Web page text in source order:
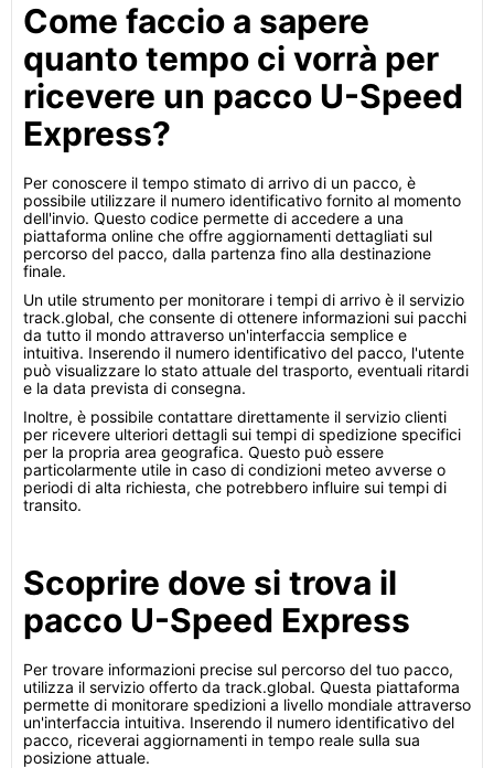
Come faccio a sapere
quanto tempo ci vorrà per
ricevere un pacco U-Speed
Express?
Per conoscere il tempo stimato di arrivo di un pacco, è
possibile utilizzare il numero identificativo fornito al momento
dell'invio. Questo codice permette di accedere a una
piattaforma online che offre aggiornamenti dettagliati sul
percorso del pacco, dalla partenza fino alla destinazione
finale.
Un utile strumento per monitorare i tempi di arrivo è il servizio
track.global, che consente di ottenere informazioni sui pacchi
da tutto il mondo attraverso un'interfaccia semplice e
intuitiva. Inserendo il numero identificativo del pacco, l'utente
può visualizzare lo stato attuale del trasporto, eventuali ritardi
e la data prevista di consegna.
Inoltre, è possibile contattare direttamente il servizio clienti
per ricevere ulteriori dettagli sui tempi di spedizione specifici
per la propria area geografica. Questo può essere
particolarmente utile in caso di condizioni meteo avverse o
periodi di alta richiesta, che potrebbero influire sui tempi di
transito.
Scoprire dove si trova il
pacco U-Speed Express
Per trovare informazioni precise sul percorso del tuo pacco,
utilizza il servizio offerto da track.global. Questa piattaforma
permette di monitorare spedizioni a livello mondiale attraverso
un'interfaccia intuitiva. Inserendo il numero identificativo del
pacco, riceverai aggiornamenti in tempo reale sulla sua
posizione attuale.